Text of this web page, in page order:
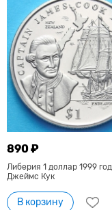
890 ₽
Либерия 1 доллар 1999 год.
Джеймс Кук
В корзину